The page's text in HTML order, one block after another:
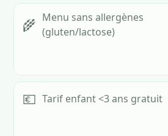
🌾 Menu sans allergènes
(gluten/lactose)
💶 Tarif enfant <3 ans gratuit